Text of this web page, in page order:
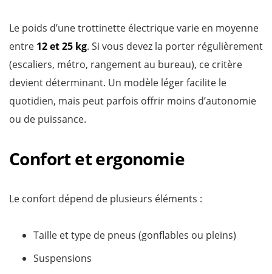
Le poids d’une trottinette électrique varie en moyenne
entre 12 et 25 kg. Si vous devez la porter régulièrement
(escaliers, métro, rangement au bureau), ce critère
devient déterminant. Un modèle léger facilite le
quotidien, mais peut parfois offrir moins d’autonomie
ou de puissance.
Confort et ergonomie
Le confort dépend de plusieurs éléments :
Taille et type de pneus (gonflables ou pleins)
Suspensions